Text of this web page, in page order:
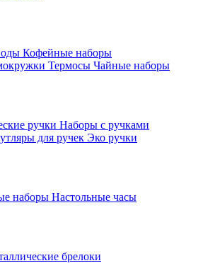
Кофейные наборы
Термосы Чайные наборы
ручки Наборы с ручками
для ручек Эко ручки
наборы Настольные часы
брелоки